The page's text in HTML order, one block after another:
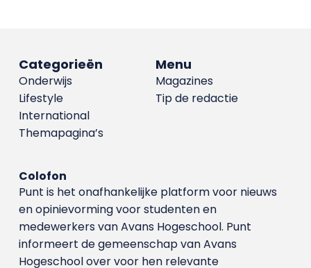
Menu
Magazines
Tip de redactie
Categorieën
Onderwijs
Lifestyle
International
Themapagina’s
Colofon
Punt is het onafhankelijke platform voor nieuws
en opinievorming voor studenten en
medewerkers van Avans Hoge­school. Punt
informeert de gemeenschap van Avans
Hogeschool over voor hen relevante